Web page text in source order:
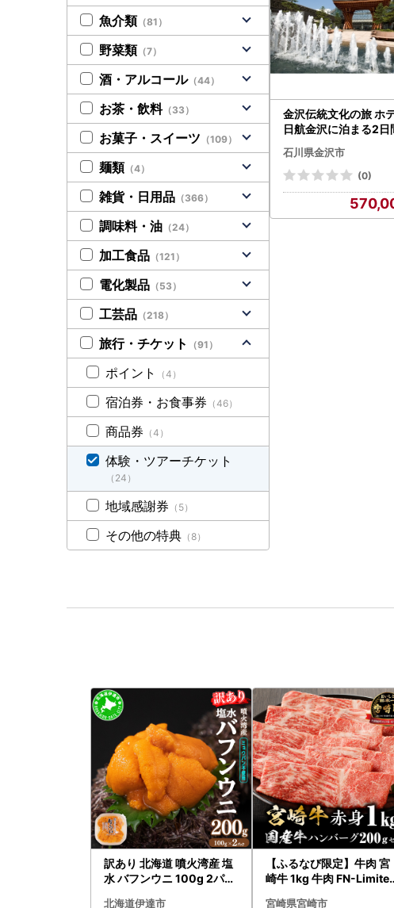
金沢伝統文化の旅 ホ
日航金沢に泊まる2日
平日出発・名古屋発着
石川県金沢市
(0)
魚介類 （81）
野菜類 （7）
酒・アルコール（44）
お茶・飲料（33）
お菓子・スイーツ （109）
麺類 （4）
雑貨・日用品 （366）
調味料・油 （24）
加工食品 （121）
電化製品 （53）
工芸品 （218）
旅行・チケット （91）
ポイント （4）
宿泊券・お食事券 （46）
商品券 （4）
体験・ツアーチケット
（24）
地域感謝券 （5）
その他の特典 （8）
訳あり 北海道 噴火湾産 塩
水 バフンウニ 100g 2パッ
北海道伊達市
【ふるなび限定】牛肉 宮
崎牛 1kg 牛肉 FN-
宮崎県宮崎市